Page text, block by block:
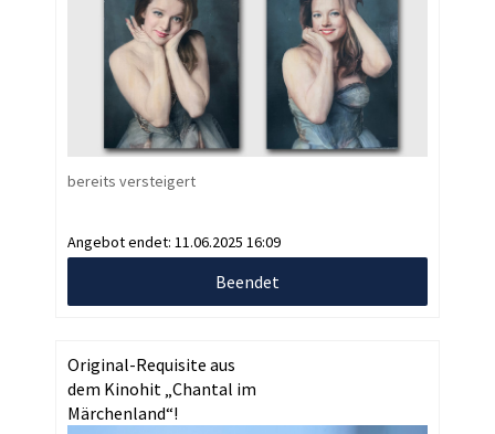
bereits versteigert
Angebot endet: 11.06.2025 16:09
Beendet
Original-Requisite aus
dem Kinohit „Chantal im
Märchenland“!